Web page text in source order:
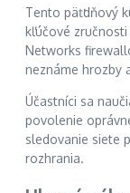
Tento päťdňový
kľúčové
Networks
neznáme hrozby
Účastníci sa
povolenie
sledovanie siete
rozhrania.